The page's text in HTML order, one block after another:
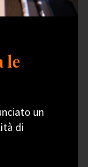
le
un
di